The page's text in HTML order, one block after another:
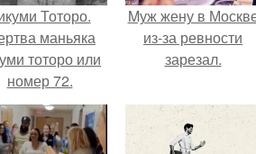
Тоторо.
маньяка
тоторо или
номер 72.
Mуж жену в
из-за ревности
зарезал.